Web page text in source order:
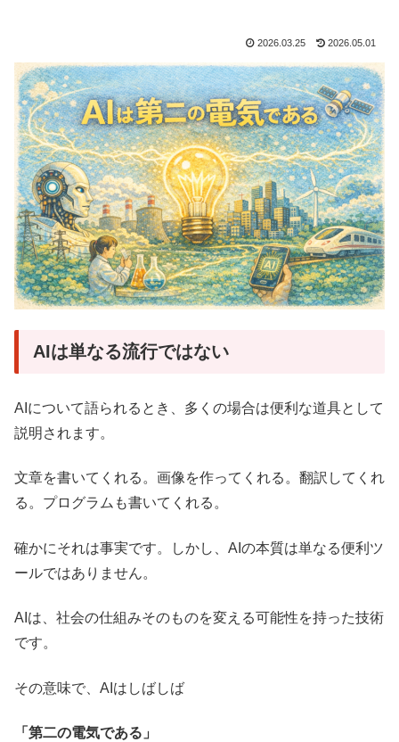
2026.03.25 2026.05.01
AIは単なる流行ではない
AIについて語られるとき、多くの場合は便利な道具として
説明されます。
文章を書いてくれる。画像を作ってくれる。翻訳してくれ
る。プログラムも書いてくれる。
確かにそれは事実です。しかし、AIの本質は単なる便利ツ
ールではありません。
AIは、社会の仕組みそのものを変える可能性を持った技術
です。
その意味で、AIはしばしば
「第二の電気である」